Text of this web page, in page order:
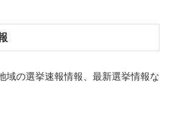
域の選挙速報情報、最新選挙情報な